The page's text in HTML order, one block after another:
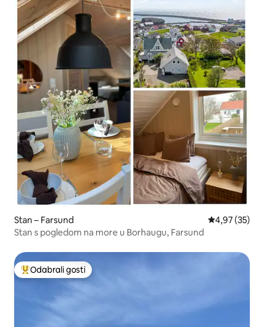
Stan – Farsund Prosječna
4,97 (35)
Stan s pogledom na more u Borhaugu, Farsund
Među najviše rangiranima s oznakom „Odabrali gosti”
Odabrali gosti